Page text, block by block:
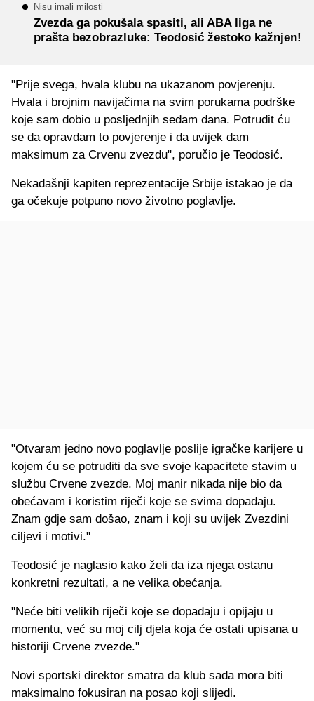
Nisu imali milosti
Zvezda ga pokušala spasiti, ali ABA liga ne
prašta bezobrazluke: Teodosić žestoko kažnjen!
"Prije svega, hvala klubu na ukazanom povjerenju.
Hvala i brojnim navijačima na svim porukama podrške
koje sam dobio u posljednjih sedam dana. Potrudit ću
se da opravdam to povjerenje i da uvijek dam
maksimum za Crvenu zvezdu", poručio je Teodosić.
Nekadašnji kapiten reprezentacije Srbije istakao je da
ga očekuje potpuno novo životno poglavlje.
"Otvaram jedno novo poglavlje poslije igračke karijere u
kojem ću se potruditi da sve svoje kapacitete stavim u
službu Crvene zvezde. Moj manir nikada nije bio da
obećavam i koristim riječi koje se svima dopadaju.
Znam gdje sam došao, znam i koji su uvijek Zvezdini
ciljevi i motivi."
Teodosić je naglasio kako želi da iza njega ostanu
konkretni rezultati, a ne velika obećanja.
"Neće biti velikih riječi koje se dopadaju i opijaju u
momentu, već su moj cilj djela koja će ostati upisana u
historiji Crvene zvezde."
Novi sportski direktor smatra da klub sada mora biti
maksimalno fokusiran na posao koji slijedi.